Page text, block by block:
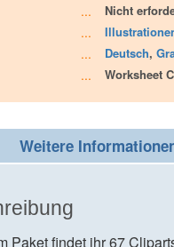
... Nicht
...
... Deutsch,
... Worksheet
Weitere
Paket findet ihr 67